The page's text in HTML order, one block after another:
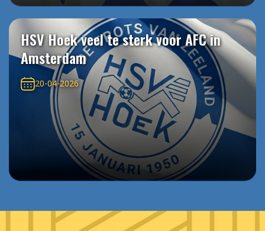
HSV Hoek veel te sterk voor AFC in
Amsterdam
20-04-2026